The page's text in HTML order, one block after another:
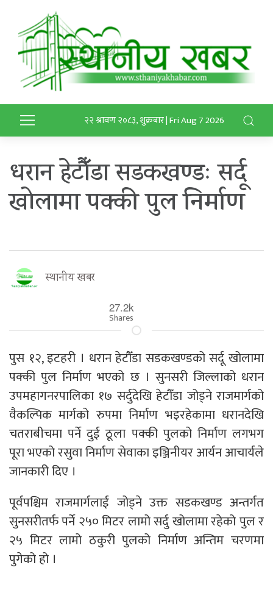
२२ श्रावण २०८३, शुक्रबार | Fri Aug 7 2026
धरान हेटौँडा सडकखण्डः सर्दू
खोलामा पक्की पुल निर्माण
स्थानीय खबर
27.2k
Shares
पुस १२, इटहरी । धरान हेटौँडा सडकखण्डको सर्दू खोलामा
पक्की पुल निर्माण भएको छ । सुनसरी जिल्लाको धरान
उपमहागनरपालिका १७ सर्दुदेखि हेटौँडा जोड्ने राजमार्गको
वैकल्पिक मार्गको रुपमा निर्माण भइरहेकामा धरानदेखि
चतराबीचमा पर्ने दुई ठूला पक्की पुलको निर्माण लगभग
पूरा भएको रसुवा निर्माण सेवाका इञ्जिनीयर आर्यन आचार्यले
जानकारी दिए ।
पूर्वपश्चिम राजमार्गलाई जोड्ने उक्त सडकखण्ड अन्तर्गत
सुनसरीतर्फ पर्ने २५० मिटर लामो सर्दु खोलामा रहेको पुल र
२५ मिटर लामो ठकुरी पुलको निर्माण अन्तिम चरणमा
पुगेको हो ।